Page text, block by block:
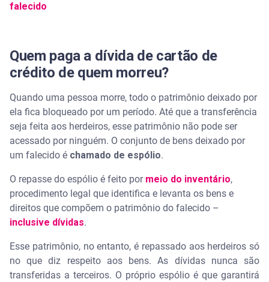
falecido
Quem paga a dívida de cartão de
crédito de quem morreu?
Quando uma pessoa morre, todo o patrimônio deixado por
ela fica bloqueado por um período. Até que a transferência
seja feita aos herdeiros, esse patrimônio não pode ser
acessado por ninguém. O conjunto de bens deixado por
um falecido é chamado de espólio.
O repasse do espólio é feito por meio do inventário,
procedimento legal que identifica e levanta os bens e
direitos que compõem o patrimônio do falecido –
inclusive dívidas.
Esse patrimônio, no entanto, é repassado aos herdeiros só
no que diz respeito aos bens. As dívidas nunca são
transferidas a terceiros. O próprio espólio é que garantirá